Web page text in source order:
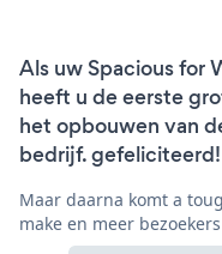
Als uw Spacious for
heeft u de eerste
het opbouwen van
bedrijf. gefeliciteerd!
Maar daarna komt a
make en meer